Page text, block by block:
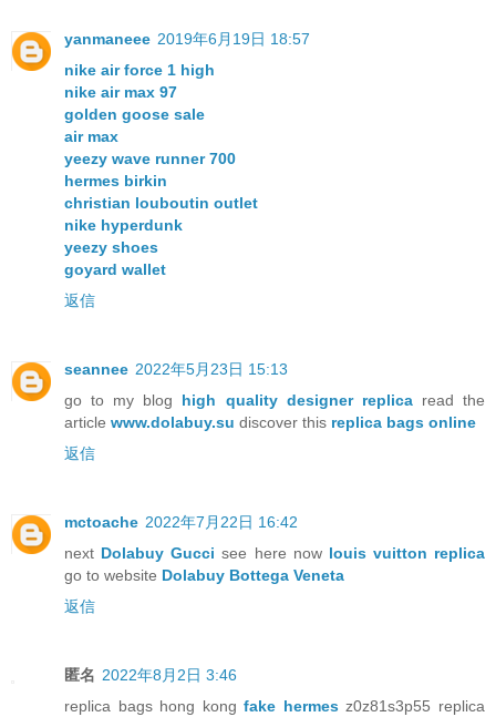
yanmaneee 2019年6月19日 18:57
nike air force 1 high
nike air max 97
golden goose sale
air max
yeezy wave runner 700
hermes birkin
christian louboutin outlet
nike hyperdunk
yeezy shoes
goyard wallet
返信
seannee 2022年5月23日 15:13
go to my blog high quality designer replicaread the
article www.dolabuy.su discover this replica bags online
返信
mctoache 2022年7月22日 16:42
next Dolabuy Gucci see here now louis vuitton replica
go to website Dolabuy Bottega Veneta
返信
匿名 2022年8月2日 3:46
replica bags hong kongfake hermesz0z81s3p55 replica